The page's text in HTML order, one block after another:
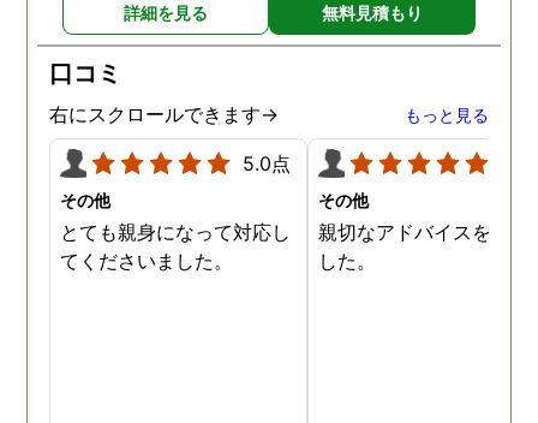
詳細を見る 無料見積もり
口コミ
右にスクロールできます→ もっと見る
5.0点
その他
とても親身になって対応し
てくださいました。
その他
親切なアドバイスを頂き
した。